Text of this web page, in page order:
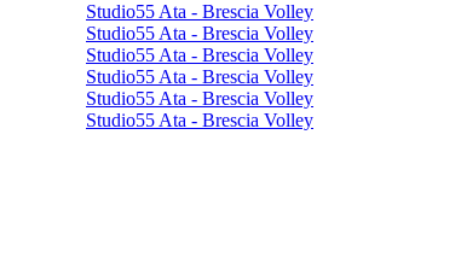
Studio55 Ata - Brescia Volley
Studio55 Ata - Brescia Volley
Studio55 Ata - Brescia Volley
Studio55 Ata - Brescia Volley
Studio55 Ata - Brescia Volley
Studio55 Ata - Brescia Volley